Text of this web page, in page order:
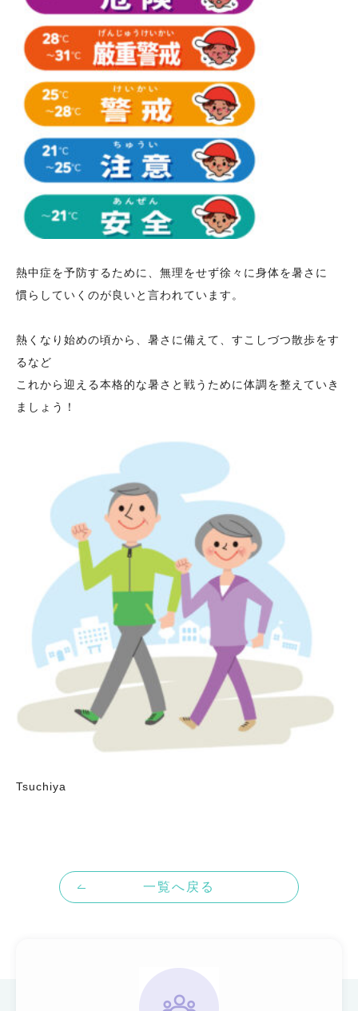
熱中症を予防するために、無理をせず徐々に身体を暑さに
慣らしていくのが良いと言われています。
熱くなり始めの頃から、暑さに備えて、すこしづつ散歩をす
るなど
これから迎える本格的な暑さと戦うために体調を整えていき
ましょう！
Tsuchiya
一覧へ戻る